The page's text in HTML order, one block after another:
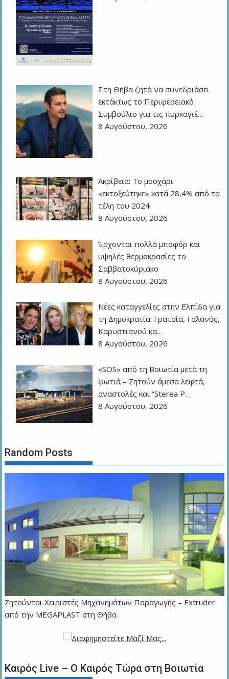
Στη Θήβα ζητά να συνεδριάσει
εκτάκτως το Περιφερειακό
Συμβούλιο για τις πυρκαγιέ…
8 Αυγούστου, 2026
Ακρίβεια: Το μοσχάρι
«εκτοξεύτηκε» κατά 28,4% από τα
τέλη του 2024
8 Αυγούστου, 2026
Έρχονται πολλά μποφόρ και
υψηλές θερμοκρασίες το
Σαββατοκύριακο
8 Αυγούστου, 2026
Νέες καταγγελίες στην Ελπίδα για
τη Δημοκρατία: Γρατσία, Γαλανός,
Καρυστιανού κα…
8 Αυγούστου, 2026
«SOS» από τη Βοιωτία μετά τη
φωτιά – Ζητούν άμεσα λεφτά,
αναστολές και “Sterea P…
8 Αυγούστου, 2026
Random Posts
Zητούνται Χειριστές Μηχανημάτων Παραγωγής – Extruder
από την MEGAPLAST στη Θήβα
Καιρός Live – Ο Καιρός Τώρα στη Βοιωτία